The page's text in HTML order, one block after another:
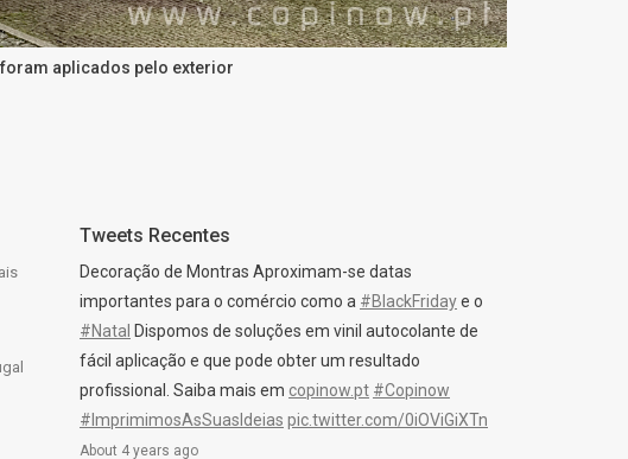
aplicados pelo exterior
Tweets Recentes
Decoração de Montras Aproximam-se datas
importantes para o comércio como a #BlackFridaye o
#Natal Dispomos de soluções em vinil autocolante de
fácil aplicação e que pode obter um resultado
profissional. Saiba mais em copinow.pt #Copinow
#ImprimimosAsSuasIdeias pic.twitter.com/0iOViGiXTn
About 4 years ago